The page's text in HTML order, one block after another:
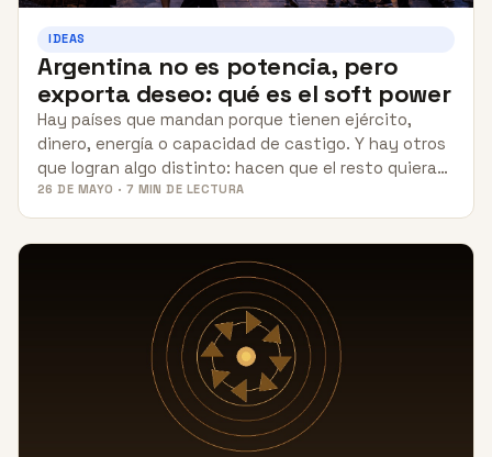
IDEAS
Argentina no es potencia, pero
exporta deseo: qué es el soft power
Hay países que mandan porque tienen ejército,
dinero, energía o capacidad de castigo. Y hay otros
que logran algo distinto: hacen que el resto quiera…
26 DE MAYO · 7 MIN DE LECTURA